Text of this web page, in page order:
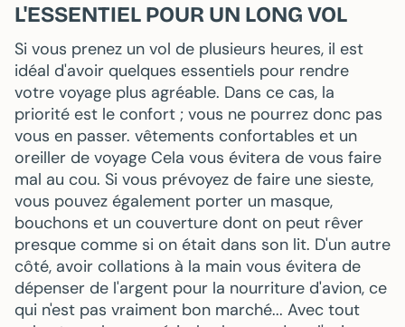
L'ESSENTIEL POUR UN LONG VOL
Si vous prenez un vol de plusieurs heures, il est
idéal d'avoir quelques essentiels pour rendre
votre voyage plus agréable. Dans ce cas, la
priorité est le confort ; vous ne pourrez donc pas
vous en passer. vêtements confortables et un
oreiller de voyage Cela vous évitera de vous faire
mal au cou. Si vous prévoyez de faire une sieste,
vous pouvez également porter un masque,
bouchons et un couverture dont on peut rêver
presque comme si on était dans son lit. D'un autre
côté, avoir collations à la main vous évitera de
dépenser de l'argent pour la nourriture d'avion, ce
qui n'est pas vraiment bon marché... Avec tout